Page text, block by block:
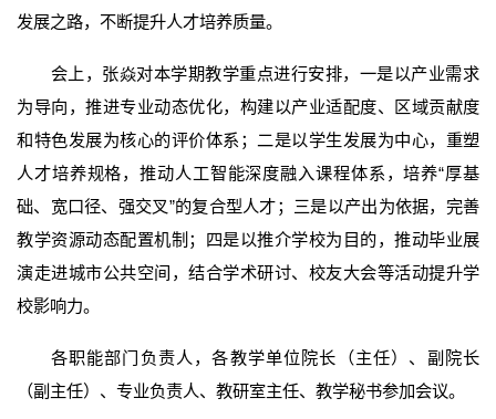
发展之路，不断提升人才培养质量。
会上，张焱对本学期教学重点进行安排，一是以产业需求
为导向，推进专业动态优化，构建以产业适配度、区域贡献度
和特色发展为核心的评价体系；二是以学生发展为中心，重塑
人才培养规格，推动人工智能深度融入课程体系，培养“厚基
础、宽口径、强交叉”的复合型人才；三是以产出为依据，完善
教学资源动态配置机制；四是以推介学校为目的，推动毕业展
演走进城市公共空间，结合学术研讨、校友大会等活动提升学
校影响力。
各职能部门负责人，各教学单位院长（主任）、副院长
（副主任）、专业负责人、教研室主任、教学秘书参加会议。